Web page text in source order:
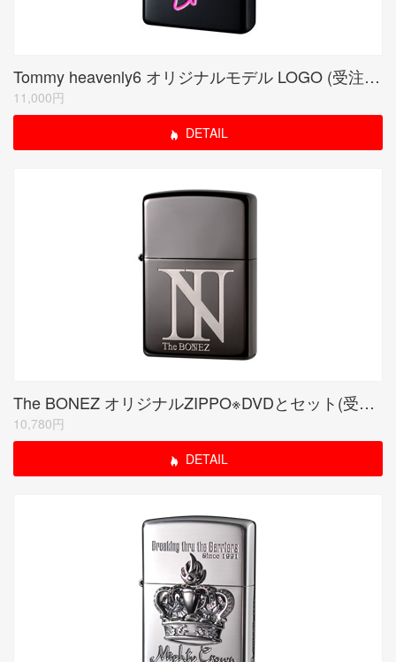
Tommy heavenly6 オリジナルモデル LOGO (受注生産限定品)
11,000円
DETAIL
The BONEZ オリジナルZIPPO※DVDとセット(受注生産限定品)
10,780円
DETAIL